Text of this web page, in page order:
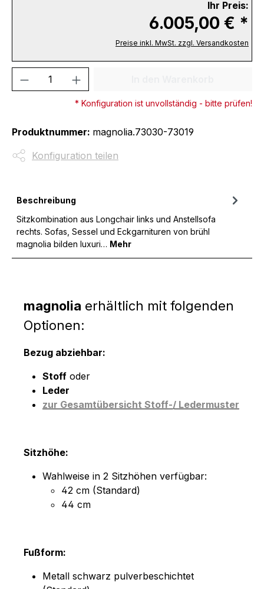
Ihr Preis:
6.005,00 € *
Preise inkl. MwSt. zzgl. Versandkosten
Produkt Anzahl: Gib den
* Konfiguration ist unvollständig - bitte prüfen!
Produktnummer: magnolia.73030-73019
Konfiguration teilen
Beschreibung
Sitzkombination aus Longchair links und Anstellsofa
rechts. Sofas, Sessel und Eckgarnituren von brühl
magnolia bilden luxuri… Mehr
magnolia erhältlich mit folgenden
Optionen:
Bezug abziehbar:
Stoff oder
Leder
zur Gesamtübersicht Stoff-/ Ledermuster
Sitzhöhe:
Wahlweise in 2 Sitzhöhen verfügbar:
42 cm (Standard)
44 cm
Fußform:
Metall schwarz pulverbeschichtet